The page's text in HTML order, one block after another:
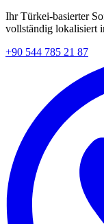
Ihr Türkei-basierter
vollständig lokalisiert
+90 544 785 21 87